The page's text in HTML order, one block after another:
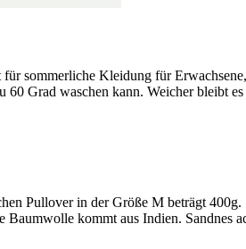
sommerliche Kleidung für
Grad waschen kann. Weicher bleibt
Pullover in der Größe M beträgt 400g.
kommt aus Indien. Sandnes